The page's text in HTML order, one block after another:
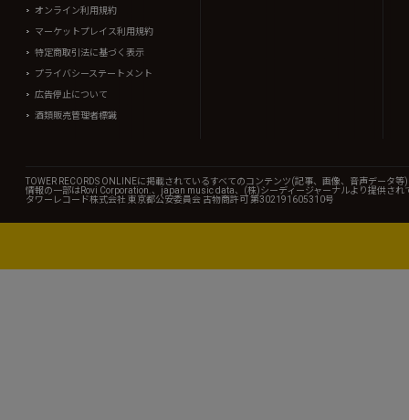
オンライン利用規約
マーケットプレイス利用規約
特定商取引法に基づく表示
プライバシーステートメント
広告停止について
酒類販売管理者標識
TOWER RECORDS ONLINEに掲載されているすべてのコンテンツ(記事、画像、音声データ
情報の一部はRovi Corporation.、japan music data、(株)シーディージャーナルより提供され
タワーレコード株式会社 東京都公安委員会 古物商許可 第302191605310号